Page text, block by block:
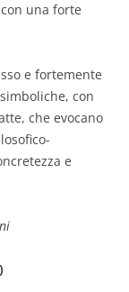
una forte
e fortemente
con
che evocano
e